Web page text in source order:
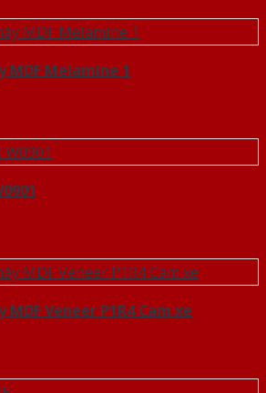
MDF Melamine 1
MDF Veneer P1R4 Cam xe